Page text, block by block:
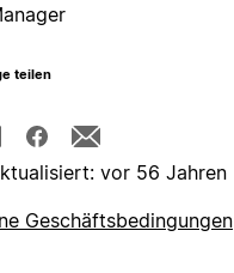
teilen
vor 56 Jahren
Geschäftsbedingungen